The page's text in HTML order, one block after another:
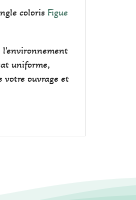
coloris Figue
l'environnement
uniforme,
votre ouvrage et